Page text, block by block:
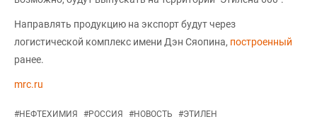
Направлять продукцию на экспорт будут через
логистической комплекс имени Дэн Сяопина, построенный
ранее.
mrc.ru
#НЕФТЕХИМИЯ #РОССИЯ #НОВОСТЬ #ЭТИЛЕН